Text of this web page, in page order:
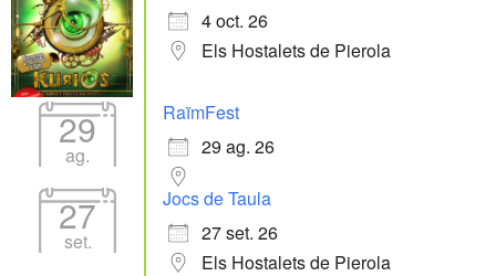
4 oct. 26
Els Hostalets de Pierola
29
ag.
RaïmFest
29 ag. 26
27
set.
Jocs de Taula
27 set. 26
Els Hostalets de Pierola